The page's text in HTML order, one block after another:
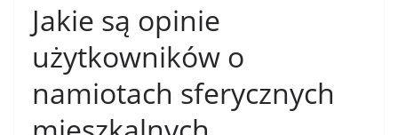
Jakie są opinie
użytkowników o
namiotach sferycznych